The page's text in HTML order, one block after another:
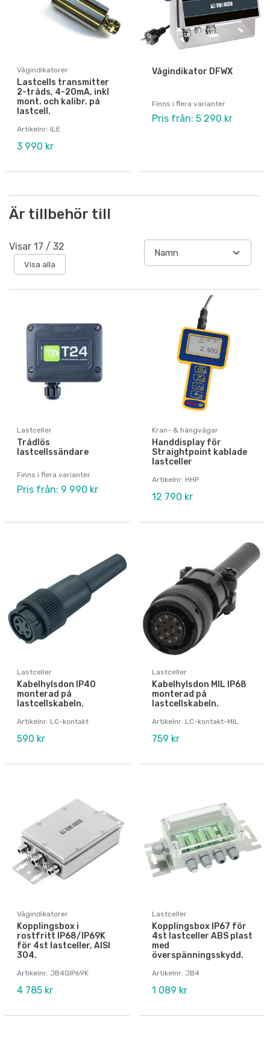
Vågindikatorer
Lastcells transmitter
2-tråds, 4-20mA, inkl
mont. och kalibr. på
lastcell.
Artikelnr: ILE
3 990 kr
Vågindikator DFWX
Finns i flera varianter
Pris från: 5 290 kr
Är tillbehör till
Visar 17 / 32
Visa alla
Lastceller
Trådlös
lastcellssändare
Finns i flera varianter
Pris från: 9 990 kr
Kran- & hängvågar
Handdisplay för
Straightpoint kablade
lastceller
Artikelnr: HHP
12 790 kr
Lastceller
Kabelhylsdon IP40
monterad på
lastcellskabeln.
Artikelnr: LC-kontakt
590 kr
Lastceller
Kabelhylsdon MIL IP68
monterad på
lastcellskabeln.
Artikelnr: LC-kontakt-MIL
759 kr
Vågindikatorer
Kopplingsbox i
rostfritt IP68/IP69K
för 4st lastceller, AISI
304.
Artikelnr: JB4QIP69K
4 785 kr
Lastceller
Kopplingsbox IP67 för
4st lastceller ABS plast
med
överspänningsskydd.
Artikelnr: JB4
1 089 kr